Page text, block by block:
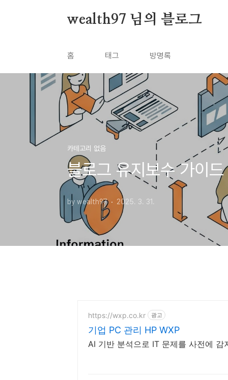
wealth97 님의 블로그
홈 태그 방명록
카테고리 없음
블로그 유지보수 가이
by wealth97 2025. 3. 31.
https://wxp.co.kr 광고
기업 PC 관리 HP WXP
AI 기반 분석으로 IT 문제를 사전에 감